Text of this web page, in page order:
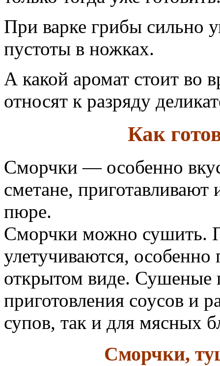
При варке грибы сильно
пустоты в ножках.
А какой аромат стоит во
относят к разряду
Как
Сморчки — особенно
сметане,
пюре.
Сморчки можно сушить.
улетучиваются,
открытом виде. Сушеные
приготовления соусов и
супов, так и для мясных
Сморчки,